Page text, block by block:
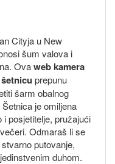
Cityja u New
šum valova i
Ovaweb kamera
šetnicu prepunu
šarm obalnog
je omiljena
posjetitelje, pružajući
Odmaraš li se
putovanje,
duhom.